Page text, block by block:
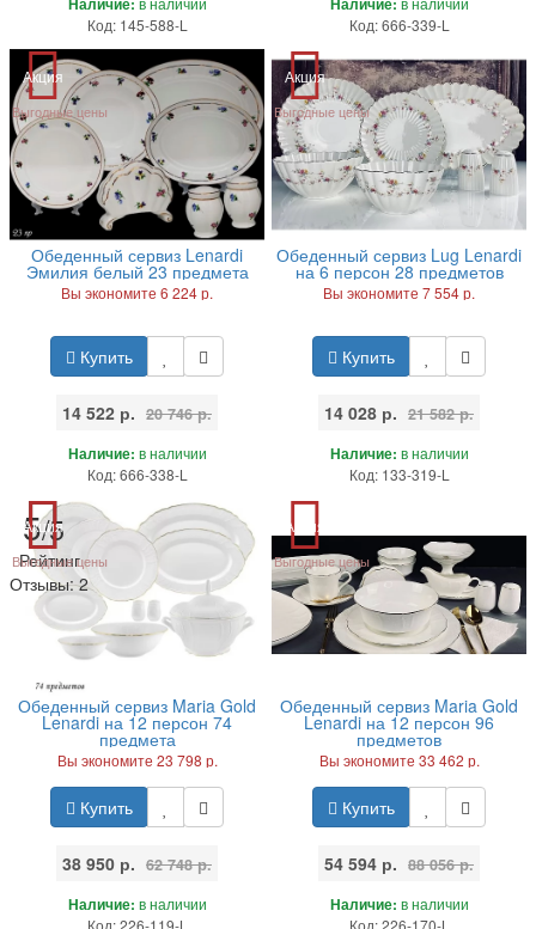
Код: 145-588-L
Код: 666-339-L
Акция
Выгодные цены
Обеденный сервиз Lenardi
Эмилия белый 23 предмета
Вы экономите 6 224 р.
Купить
14 522 р. 20 746 р.
Наличие: в наличии
Код: 666-338-L
Акция
Выгодные цены
Обеденный сервиз Lug Lenardi
на 6 персон 28 предметов
Вы экономите 7 554 р.
Купить
14 028 р. 21 582 р.
Наличие: в наличии
Код: 133-319-L
5/5
Рейтинг
Отзывы:2
Акция
Выгодные цены
Обеденный сервиз Maria Gold
Lenardi на 12 персон 74
предмета
Вы экономите 23 798 р.
Купить
38 950 р. 62 748 р.
Наличие: в наличии
Код: 226-119-L
Акция
Выгодные цены
Обеденный сервиз Maria Gold
Lenardi на 12 персон 96
предметов
Вы экономите 33 462 р.
Купить
54 594 р. 88 056 р.
Наличие: в наличии
Код: 226-170-L